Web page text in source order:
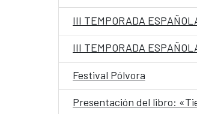
III TEMPORADA
III TEMPORADA
Festival Pólvora
Presentación del libro: